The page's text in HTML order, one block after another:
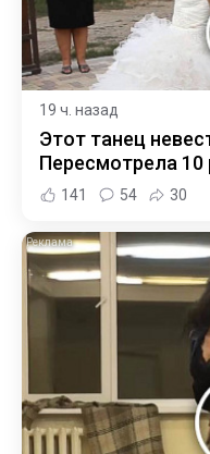
19 ч. назад
Этот танец
Пересмотрела 10
141 54 30